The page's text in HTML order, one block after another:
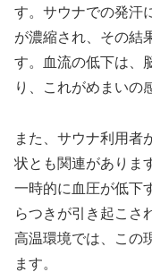
す。サウナでの発汗
が濃縮され、その結
す。血流の低下は、
り、これがめまいの
また、サウナ利用者
状とも関連がありま
一時的に血圧が低下
らつきが引き起こさ
高温環境では、この
ます。